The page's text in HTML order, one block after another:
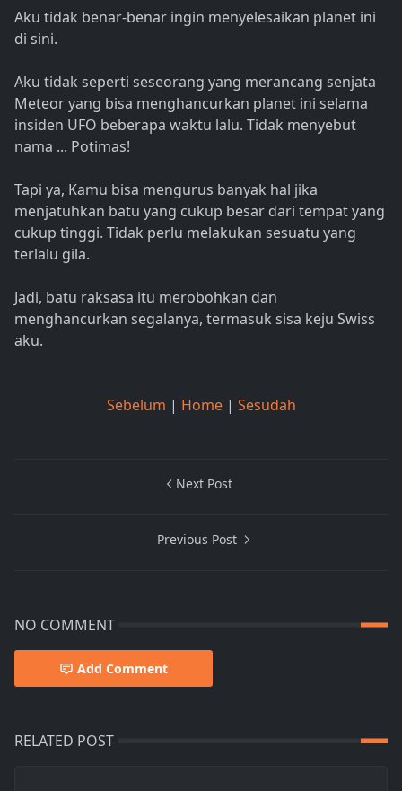
Aku tidak benar-benar ingin menyelesaikan planet ini
di sini.
Aku tidak seperti seseorang yang merancang senjata
Meteor yang bisa menghancurkan planet ini selama
insiden UFO beberapa waktu lalu. Tidak menyebut
nama ... Potimas!
Tapi ya, Kamu bisa mengurus banyak hal jika
menjatuhkan batu yang cukup besar dari tempat yang
cukup tinggi. Tidak perlu melakukan sesuatu yang
terlalu gila.
Jadi, batu raksasa itu merobohkan dan
menghancurkan segalanya, termasuk sisa keju Swiss
aku.
Sebelum | Home | Sesudah
Next Post
Previous Post
NO COMMENT
Add Comment
RELATED POST